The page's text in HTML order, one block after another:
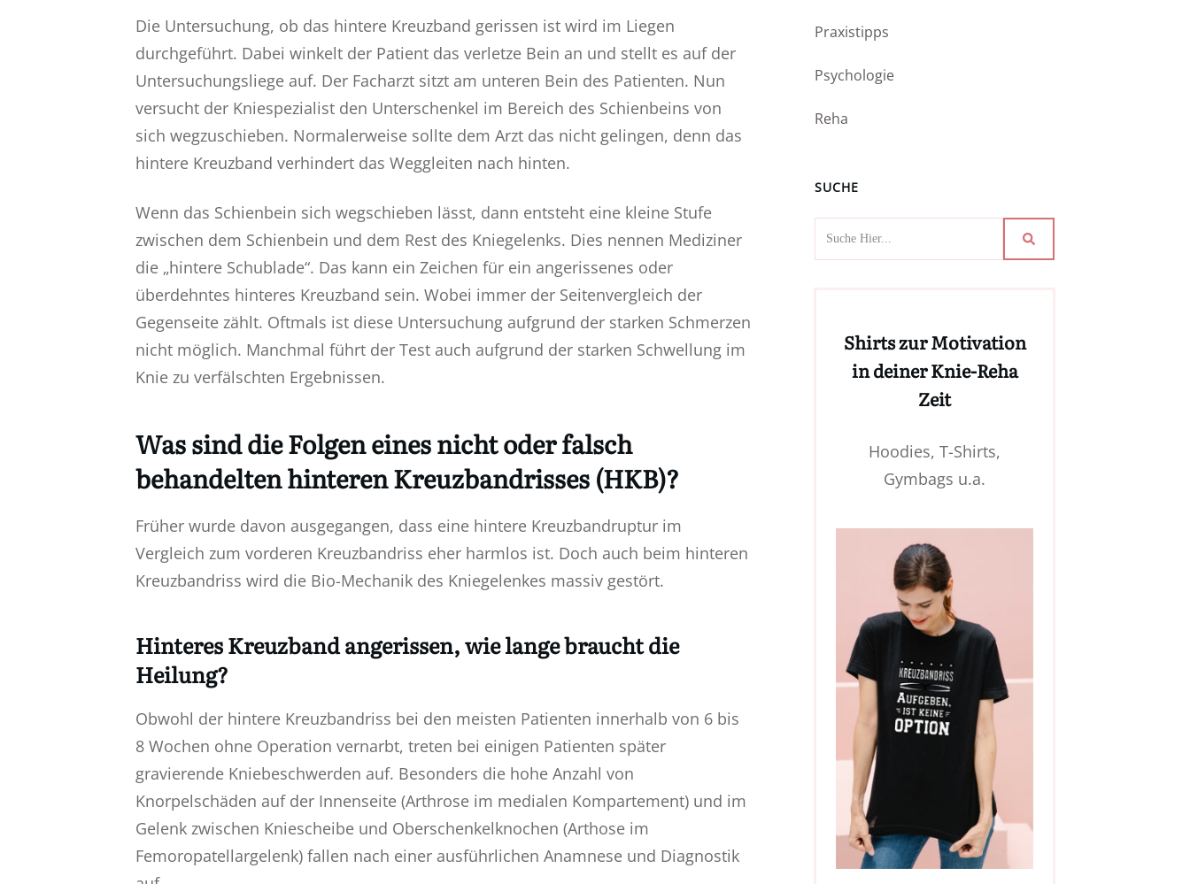
Die Untersuchung, ob das hintere Kreuzband gerissen ist wird im Liegen
durchgeführt. Dabei winkelt der Patient das verletze Bein an und stellt es auf der
Untersuchungsliege auf. Der Facharzt sitzt am unteren Bein des Patienten. Nun
versucht der Kniespezialist den Unterschenkel im Bereich des Schienbeins von
sich wegzuschieben. Normalerweise sollte dem Arzt das nicht gelingen, denn das
hintere Kreuzband verhindert das Weggleiten nach hinten.
Wenn das Schienbein sich wegschieben lässt, dann entsteht eine kleine Stufe
zwischen dem Schienbein und dem Rest des Kniegelenks. Dies nennen Mediziner
die „hintere Schublade“. Das kann ein Zeichen für ein angerissenes oder
überdehntes hinteres Kreuzband sein. Wobei immer der Seitenvergleich der
Gegenseite zählt. Oftmals ist diese Untersuchung aufgrund der starken Schmerzen
nicht möglich. Manchmal führt der Test auch aufgrund der starken Schwellung im
Knie zu verfälschten Ergebnissen.
Was sind die Folgen eines nicht oder falsch
behandelten hinteren Kreuzbandrisses (HKB)?
Früher wurde davon ausgegangen, dass eine hintere Kreuzbandruptur im
Vergleich zum vorderen Kreuzbandriss eher harmlos ist. Doch auch beim hinteren
Kreuzbandriss wird die Bio-Mechanik des Kniegelenkes massiv gestört.
Hinteres Kreuzband angerissen, wie lange braucht die
Heilung?
Obwohl der hintere Kreuzbandriss bei den meisten Patienten innerhalb von 6 bis
8 Wochen ohne Operation vernarbt, treten bei einigen Patienten später
gravierende Kniebeschwerden auf. Besonders die hohe Anzahl von
Knorpelschäden auf der Innenseite (Arthrose im medialen Kompartement) und im
Gelenk zwischen Kniescheibe und Oberschenkelknochen (Arthose im
Femoropatellargelenk) fallen nach einer ausführlichen Anamnese und Diagnostik
Praxistipps
Psychologie
Reha
SUCHE
Shirts zur Motivation
in deiner Knie-Reha
Zeit
Hoodies, T-Shirts,
Gymbags u.a.